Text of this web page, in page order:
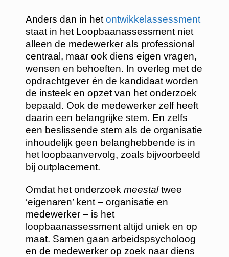
Anders dan in hetontwikkelassessment
staat in het Loopbaanassessment niet
alleen de medewerker als professional
centraal, maar ook diens eigen vragen,
wensen en behoeften. In overleg met de
opdrachtgever én de kandidaat worden
de insteek en opzet van het onderzoek
bepaald. Ook de medewerker zelf heeft
daarin een belangrijke stem. En zelfs
een beslissende stem als de organisatie
inhoudelijk geen belanghebbende is in
het loopbaanvervolg, zoals bijvoorbeeld
bij outplacement.
Omdat het onderzoek meestaltwee
‘eigenaren’ kent – organisatie en
medewerker – is het
loopbaanassessment altijd uniek en op
maat. Samen gaan arbeidspsycholoog
en de medewerker op zoek naar diens